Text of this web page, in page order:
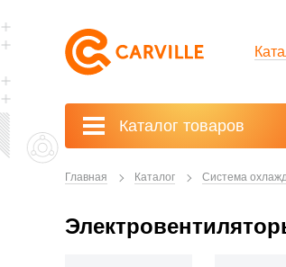
Каталог товаров
Главная Каталог Система